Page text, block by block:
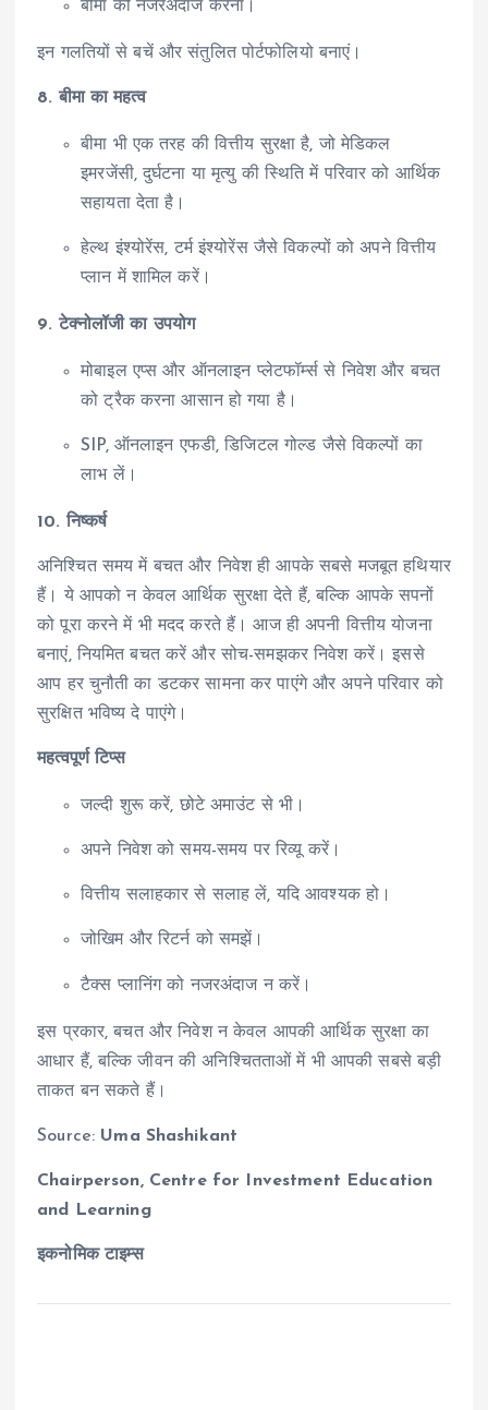
बीमा को नजरअंदाज करना।
इन गलतियों से बचें और संतुलित पोर्टफोलियो बनाएं।
8. बीमा का महत्व
बीमा भी एक तरह की वित्तीय सुरक्षा है, जो मेडिकल
इमरजेंसी, दुर्घटना या मृत्यु की स्थिति में परिवार को आर्थिक
सहायता देता है।
हेल्थ इंश्योरेंस, टर्म इंश्योरेंस जैसे विकल्पों को अपने वित्तीय
प्लान में शामिल करें।
9. टेक्नोलॉजी का उपयोग
मोबाइल एप्स और ऑनलाइन प्लेटफॉर्म्स से निवेश और बचत
को ट्रैक करना आसान हो गया है।
SIP, ऑनलाइन एफडी, डिजिटल गोल्ड जैसे विकल्पों का
लाभ लें।
10. निष्कर्ष
अनिश्चित समय में बचत और निवेश ही आपके सबसे मजबूत हथियार
हैं। ये आपको न केवल आर्थिक सुरक्षा देते हैं, बल्कि आपके सपनों
को पूरा करने में भी मदद करते हैं। आज ही अपनी वित्तीय योजना
बनाएं, नियमित बचत करें और सोच-समझकर निवेश करें। इससे
आप हर चुनौती का डटकर सामना कर पाएंगे और अपने परिवार को
सुरक्षित भविष्य दे पाएंगे।
महत्वपूर्ण टिप्स
जल्दी शुरू करें, छोटे अमाउंट से भी।
अपने निवेश को समय-समय पर रिव्यू करें।
वित्तीय सलाहकार से सलाह लें, यदि आवश्यक हो।
जोखिम और रिटर्न को समझें।
टैक्स प्लानिंग को नजरअंदाज न करें।
इस प्रकार, बचत और निवेश न केवल आपकी आर्थिक सुरक्षा का
आधार हैं, बल्कि जीवन की अनिश्चितताओं में भी आपकी सबसे बड़ी
ताकत बन सकते हैं।
Source: Uma Shashikant
Chairperson, Centre for Investment Education
and Learning
इकनोमिक टाइम्स